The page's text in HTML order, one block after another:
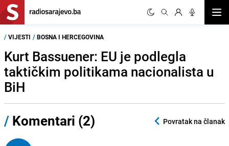
/ VIJESTI / BOSNA I HERCEGOVINA
Kurt Bassuener: EU je podlegla
taktičkim politikama nacionalista u
BiH
/ Komentari (2) Povratak na članak